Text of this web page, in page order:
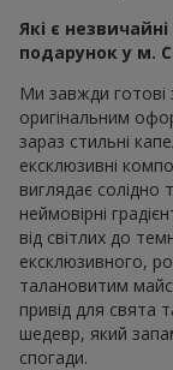
Які є
подарунок у м.
Ми завжди
оригінальним
зараз стильні
ексклюзивні
виглядає
неймовірні
від світлих до
ексклюзивного,
талановитим
привід для свята
шедевр, який
спогади.